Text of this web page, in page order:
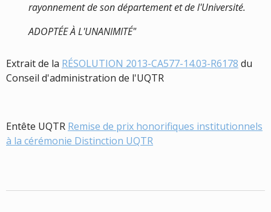
rayonnement de son département et de l'Université.
ADOPTÉE À L'UNANIMITÉ"
Extrait de la RÉSOLUTION 2013-CA577-14.03-R6178 du
Conseil d'administration de l'UQTR
Entête UQTR Remise de prix honorifiques institutionnels
à la cérémonie Distinction UQTR